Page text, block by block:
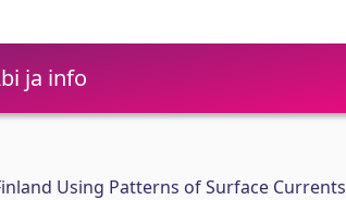
ja info
Using Patterns of Surface Currents